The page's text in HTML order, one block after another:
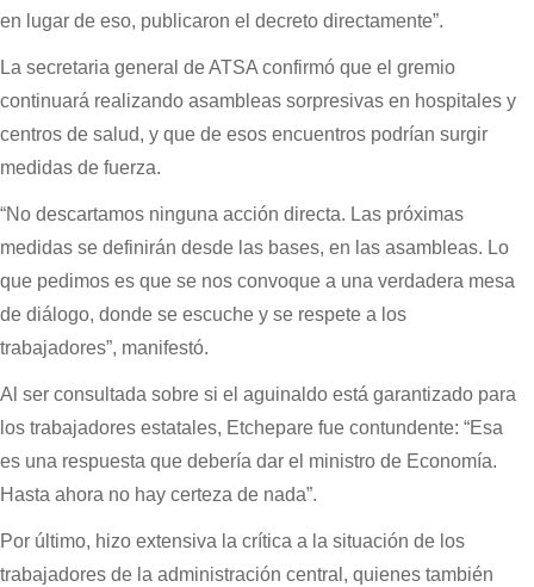
en lugar de eso, publicaron el decreto directamente”.
La secretaria general de ATSA confirmó que el gremio
continuará realizando asambleas sorpresivas en hospitales y
centros de salud, y que de esos encuentros podrían surgir
medidas de fuerza.
“No descartamos ninguna acción directa. Las próximas
medidas se definirán desde las bases, en las asambleas. Lo
que pedimos es que se nos convoque a una verdadera mesa
de diálogo, donde se escuche y se respete a los
trabajadores”, manifestó.
Al ser consultada sobre si el aguinaldo está garantizado para
los trabajadores estatales, Etchepare fue contundente: “Esa
es una respuesta que debería dar el ministro de Economía.
Hasta ahora no hay certeza de nada”.
Por último, hizo extensiva la crítica a la situación de los
trabajadores de la administración central, quienes también